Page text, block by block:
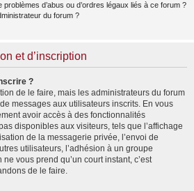
d’abus ou d’ordres légaux liés à ce forum ?
du forum ?
et d’inscription
?
de le faire, mais les administrateurs du forum
messages aux utilisateurs inscrits. En vous
avoir accès à des fonctionnalités
disponibles aux visiteurs, tels que l’affichage
de la messagerie privée, l’envoi de
utilisateurs, l’adhésion à un groupe
ne vous prend qu’un court instant, c’est
de le faire.